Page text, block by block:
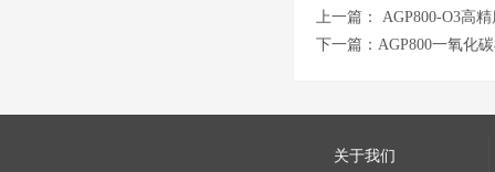
上一篇： AGP800-O3高
下一篇： AGP800一氧化
关于我们